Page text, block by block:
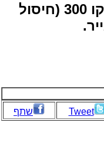
* ח"כ אורי אריאל משווה בין פרשת קו 300 (חיסול
Tweet שתף